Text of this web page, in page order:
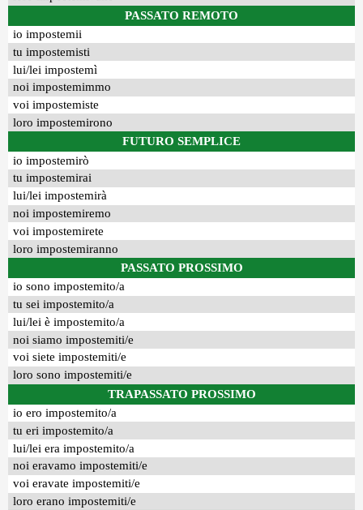
PASSATO REMOTO
io impostemii
tu impostemisti
lui/lei impostemì
noi impostemimmo
voi impostemiste
loro impostemirono
FUTURO SEMPLICE
io impostemirò
tu impostemirai
lui/lei impostemirà
noi impostemiremo
voi impostemirete
loro impostemiranno
PASSATO PROSSIMO
io sono impostemito/a
tu sei impostemito/a
lui/lei è impostemito/a
noi siamo impostemiti/e
voi siete impostemiti/e
loro sono impostemiti/e
TRAPASSATO PROSSIMO
io ero impostemito/a
tu eri impostemito/a
lui/lei era impostemito/a
noi eravamo impostemiti/e
voi eravate impostemiti/e
loro erano impostemiti/e